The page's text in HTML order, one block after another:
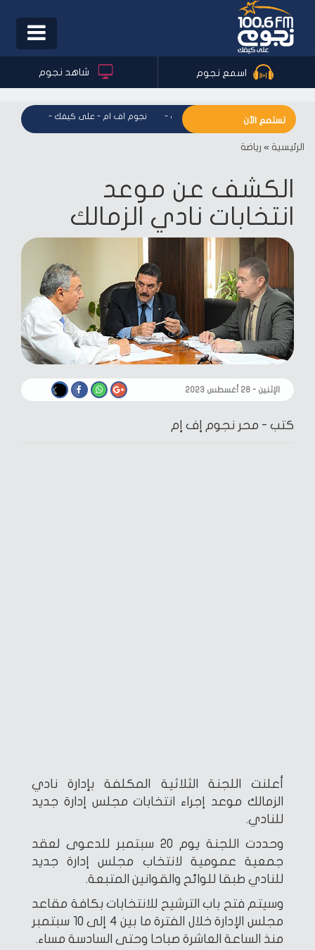
Toggle
اسمع نجوم شاهد نجوم
تستمع الآن - نجوم اف ام - على كيفك - نجوم اف ام - على كيفك نجوم
الرئيسية » رياضة
الكشف عن موعد
انتخابات نادي الزمالك
الإثنين - ٢٨ أغسطس ٢٠٢٣
كتب - محر نجوم إف إم
أعلنت اللجنة الثلاثية المكلفة بإدارة نادي
الزمالك موعد إجراء انتخابات مجلس إدارة جديد
للنادي.
وحددت اللجنة يوم 20 سبتمبر للدعوى لعقد
جمعية عمومية لانتخاب مجلس إدارة جديد
للنادي طبقا للوائح والقوانين المتبعة.
وسيتم فتح باب الترشيح للانتخابات بكافة مقاعد
مجلس الإدارة خلال الفترة ما بين 4 إلى 10 سبتمبر
منذ الساعة العاشرة صباحا وحتى السادسة مساء.